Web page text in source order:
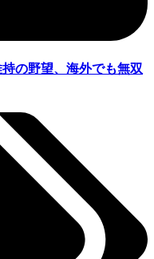
の野望、海外でも無双